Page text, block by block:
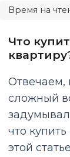
Что
Отвечаем,
сложный
что
этой